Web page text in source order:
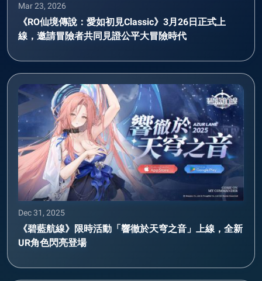
Mar 23, 2026
《RO仙境傳說：愛如初見Classic》3月26日正式上
線，邀請冒險者共同見證公平大冒險時代
Dec 31, 2025
《碧藍航線》限時活動「響徹於天穹之音」上線，全新
UR角色閃亮登場